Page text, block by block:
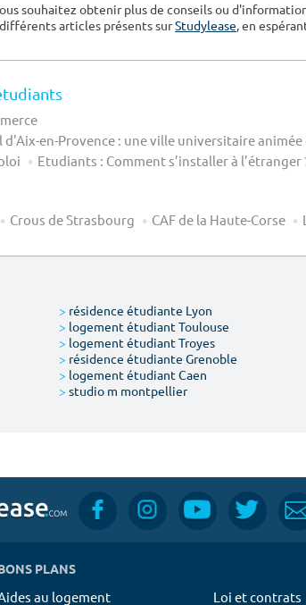
souhaitez obtenir plus de conseils ou
articles présents surStudylease, en
en-Provence : une ville universitaire
Etudiants : Comment s’installer à l’étranger
Crous de Strasbourg CAF de la Haute-Corse
> résidence étudiante Lyon
> logement étudiant Toulouse
> logement étudiant Troyes
> résidence étudiante Grenoble
> logement étudiant Caen
> studio m montpellier
PLANS
au logement Loi et contrats